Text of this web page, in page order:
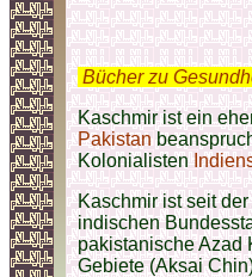
Bücher zu
Kaschmir ist ein
Pakistan
Kolonialisten
Kaschmir ist seit
indischen
pakistanische Azad
Gebiete (Aksai